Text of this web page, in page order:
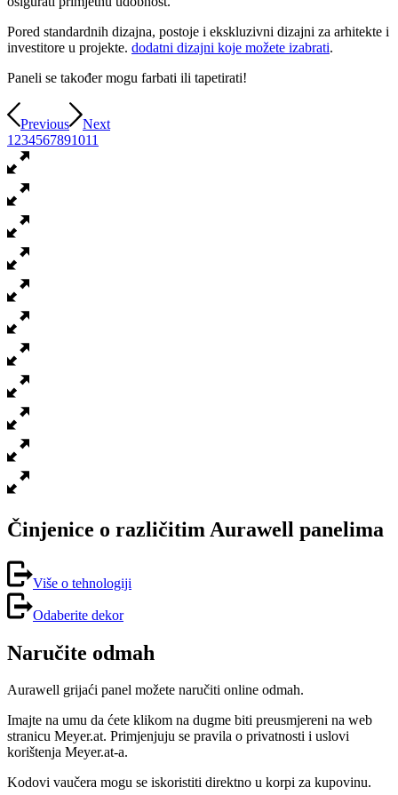
Pored standardnih dizajna, postoje i ekskluzivni dizajni za arhitekte i
investitore u projekte. dodatni dizajni koje možete izabrati.
Paneli se također mogu farbati ili tapetirati!
Previous
Next
1 234567891011
Činjenice o različitim Aurawell panelima
Više o tehnologiji
Odaberite dekor
Naručite odmah
Aurawell grijaći panel možete naručiti online odmah.
Imajte na umu da ćete klikom na dugme biti preusmjereni na web
stranicu Meyer.at. Primjenjuju se pravila o privatnosti i uslovi
korištenja Meyer.at-a.
Kodovi vaučera mogu se iskoristiti direktno u korpi za kupovinu.